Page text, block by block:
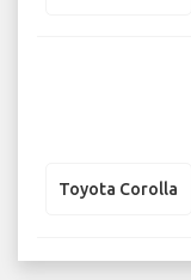
Toyota Corolla